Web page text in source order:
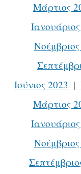
Μάρτιος
Ιούνιος 2023
Μάρτιος